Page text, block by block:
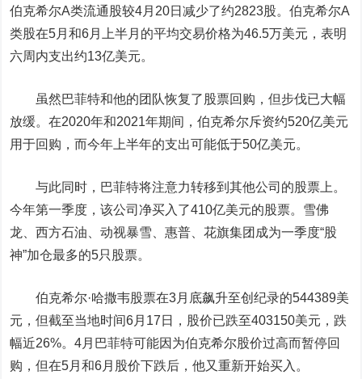
伯克希尔A类流通股较4月20日减少了约2823股。伯克希尔A
类股在5月和6月上半月的平均交易价格为46.5万美元，表明
六周内支出约13亿美元。
虽然巴菲特和他的团队恢复了股票回购，但步伐已大幅
放缓。在2020年和2021年期间，伯克希尔斥资约520亿美元
用于回购，而今年上半年的支出可能低于50亿美元。
与此同时，巴菲特将注意力转移到其他公司的股票上。
今年第一季度，该公司净买入了410亿美元的股票。雪佛
龙、西方石油、动视暴雪、惠普、花旗集团成为一季度“股
神”加仓最多的5只股票。
伯克希尔·哈撒韦股票在3月底飙升至创纪录的544389美
元，但截至当地时间6月17日，股价已跌至403150美元，跌
幅近26%。4月巴菲特可能因为伯克希尔股价过高而暂停回
购，但在5月和6月股价下跌后，他又重新开始买入。